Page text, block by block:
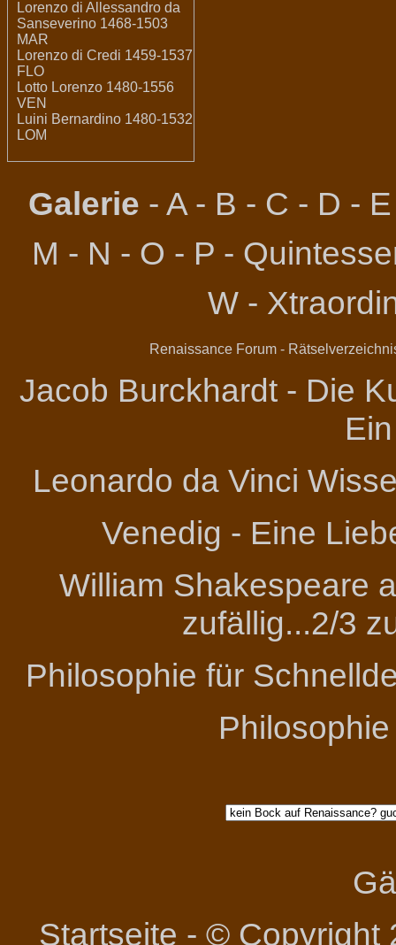
Lorenzo di Allessandro da
Sanseverino 1468-1503
MAR
Lorenzo di Credi 1459-1537
FLO
Lotto Lorenzo 1480-1556
VEN
Luini Bernardino 1480-1532
LOM
Galerie - A- B - C - D - E
M - N - O - P -
W -
Renaissance Forum-
Jacob Burckhardt - Die
Leonardo da Vinci
Venedig - Eine
William Shakespeare
zufällig...2/3
Philosophie für
Startseite - © Copyright